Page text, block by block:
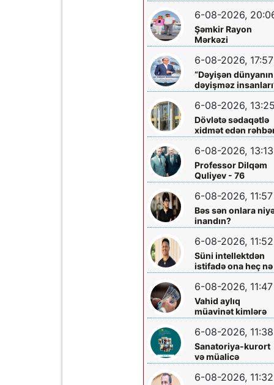
6-08-2026,
Şəmkir Rayon
Mərkəzi
Xəstəxanasının
həkimi Ceyhun
Rəsulov və arvadı
Arzu Əskərovanın
icra etdiyi mioma
əməliyyatından
sonra qadının
ölümü ilə bağlı
Şəmkir rayon
araşdırma aparılır
6-08-2026, 17:57
“Dəyişən dünyanın
dəyişməz
layihəsində...
6-08-2026, 13:25
Dövlətə sədaqətlə
xidmət edən
Şəmkir Elektrik
Şəbəkəsinin rəisi
Mehman Xəlilovun
fəaliyyəti
6-08-2026, 13:13
Professor Dilqəm
Quliyev - 76
6-08-2026, 11:57
Bəs sən onlara
inandın?
6-08-2026, 11:52
Süni intellektdən
istifadə ona heç nə
qazandırmadı...
6-08-2026, 11:47
Vahid aylıq
müavinət kimlərə
verilir? - Dövlət
Komitəsindən
açıqlama vahid-
ayliq-muavinet-
kimlere-verilir
6-08-2026, 11:38
Sanatoriya-kurort
və müalicə
mərkəzlərinə yola
salındılar
6-08-2026, 11:32